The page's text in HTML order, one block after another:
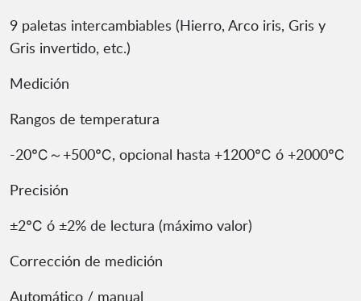
9 paletas intercambiables (Hierro, Arco iris, Gris y
Gris invertido, etc.)
Medición
Rangos de temperatura
-20℃～+500℃, opcional hasta +1200℃ ó +2000℃
Precisión
±2℃ ó ±2% de lectura (máximo valor)
Corrección de medición
Automático / manual